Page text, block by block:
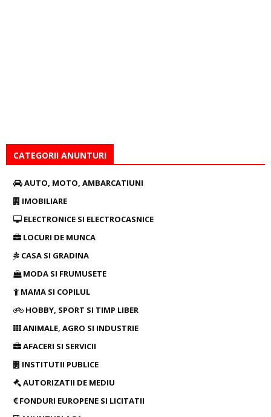
CATEGORII ANUNTURI
AUTO, MOTO, AMBARCATIUNI
IMOBILIARE
ELECTRONICE SI ELECTROCASNICE
LOCURI DE MUNCA
CASA SI GRADINA
MODA SI FRUMUSETE
MAMA SI COPILUL
HOBBY, SPORT SI TIMP LIBER
ANIMALE, AGRO SI INDUSTRIE
AFACERI SI SERVICII
INSTITUTII PUBLICE
AUTORIZATII DE MEDIU
FONDURI EUROPENE SI LICITATII